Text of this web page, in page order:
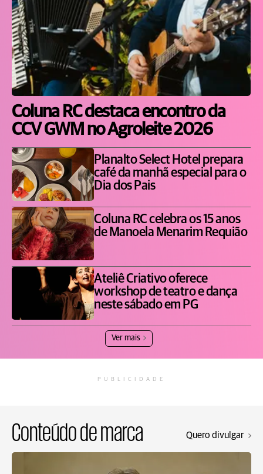
Coluna RC destaca encontro da
CCV GWM no Agroleite 2026
Planalto Select Hotel prepara
café da manhã especial para o
Dia dos Pais
Coluna RC celebra os 15 anos
de Manoela Menarim Requião
Ateliê Criativo oferece
workshop de teatro e dança
neste sábado em PG
Ver mais
PUBLICIDADE
Conteúdo de marca Quero divulgar